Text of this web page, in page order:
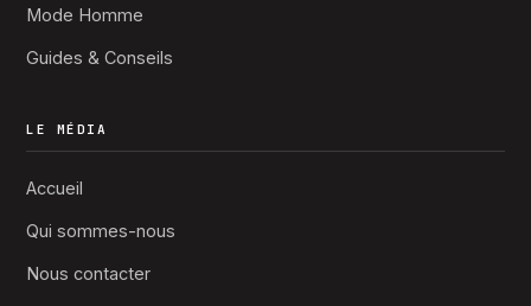
Mode Homme
Guides & Conseils
LE MÉDIA
Accueil
Qui sommes-nous
Nous contacter